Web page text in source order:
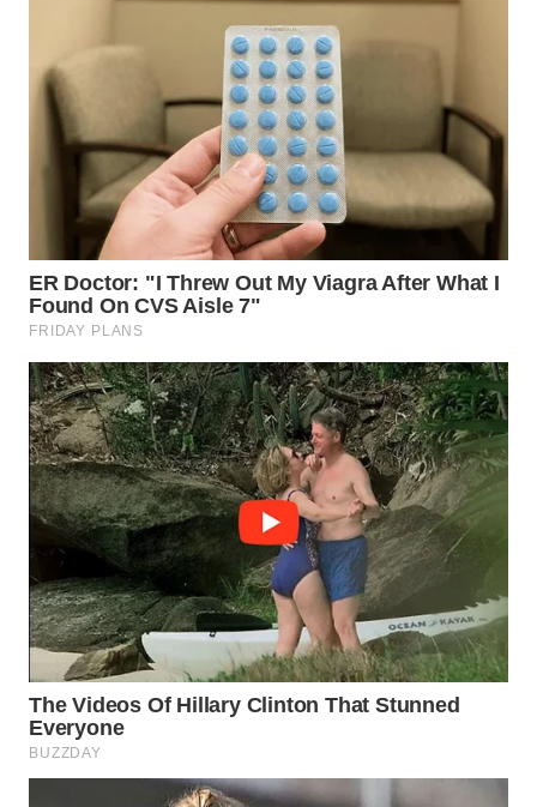
PAKPAK
WN
KARAWANG
WN
BEKASI
WN
BOGOR
WN
DEPOK
WN
TAPANULI
UTARA
WN
SAMOSIR
WN
PADANG
LAWAS